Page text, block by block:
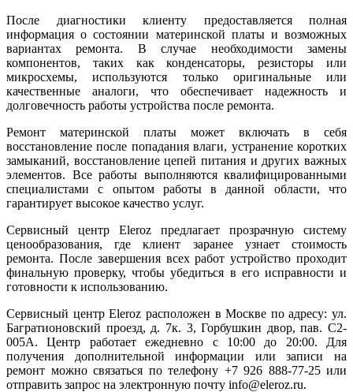
После диагностики клиенту предоставляется полная
информация о состоянии материнской платы и возможных
вариантах ремонта. В случае необходимости замены
компонентов, таких как конденсаторы, резисторы или
микросхемы, используются только оригинальные или
качественные аналоги, что обеспечивает надежность и
долговечность работы устройства после ремонта.
Ремонт материнской платы может включать в себя
восстановление после попадания влаги, устранение коротких
замыканий, восстановление цепей питания и других важных
элементов. Все работы выполняются квалифицированными
специалистами с опытом работы в данной области, что
гарантирует высокое качество услуг.
Сервисный центр Eleroz предлагает прозрачную систему
ценообразования, где клиент заранее узнает стоимость
ремонта. После завершения всех работ устройство проходит
финальную проверку, чтобы убедиться в его исправности и
готовности к использованию.
Сервисный центр Eleroz расположен в Москве по адресу: ул.
Багратионовский проезд, д. 7к. 3, Горбушкин двор, пав. C2-
005A. Центр работает ежедневно с 10:00 до 20:00. Для
получения дополнительной информации или записи на
ремонт можно связаться по телефону +7 926 888-77-25 или
отправить запрос на электронную почту info@eleroz.ru.